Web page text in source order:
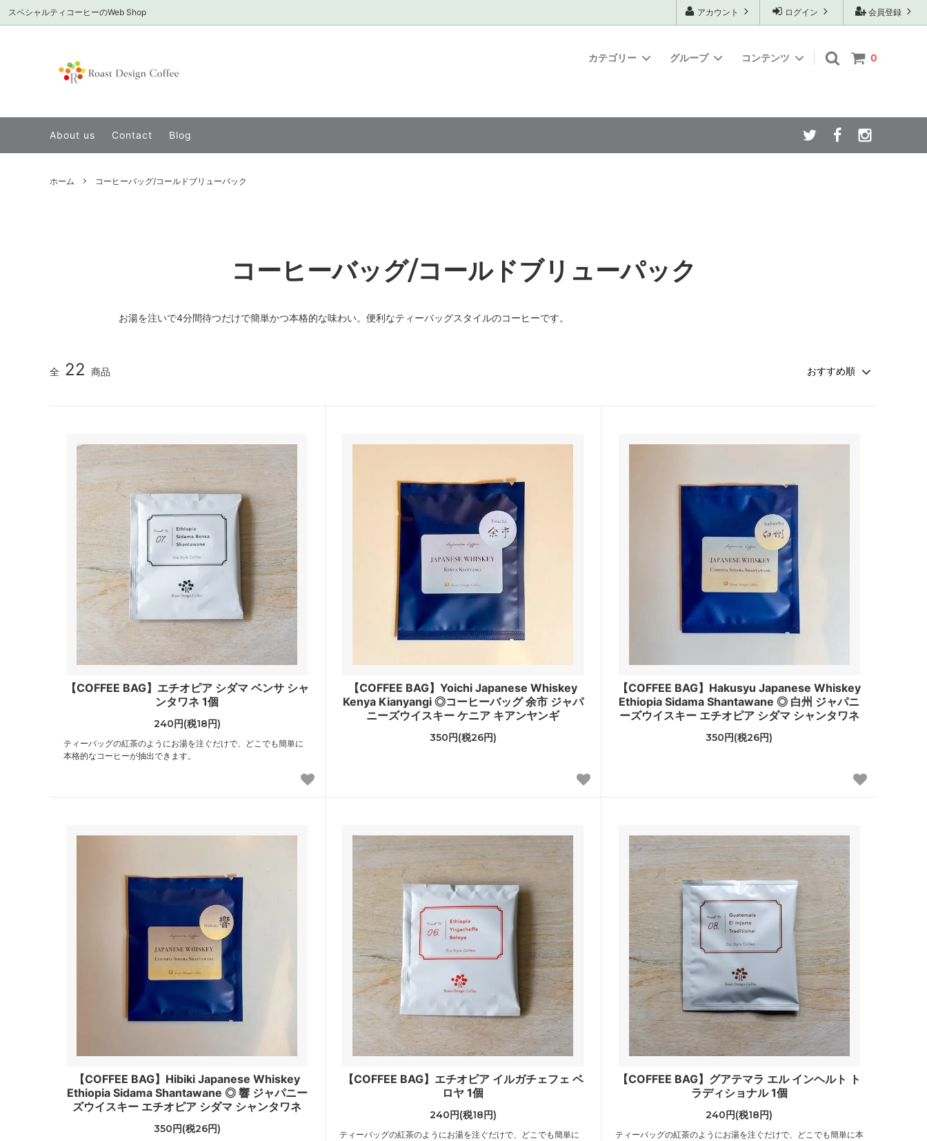
会員登録
ログイン
アカウント
スペシャルティコーヒーのWeb Shop
0
カテゴリー
ク
グループ
ディカフェ/カフェインレス
深煎り
コンテンツ
っと深め編
シピ
About us Contact Blog
ホーム コーヒーバッグ/コールドブリューパック
コーヒーバッグ/コールドブリューパック
お湯を注いで4分間待つだけで簡単かつ本格的な味わい。便利なティーバッグスタイルのコーヒーです。
全 22 商品
【COFFEE BAG】エチオピア シダマ ベンサ シャ
ンタワネ 1個
240円(税18円)
ティーバッグの紅茶のようにお湯を注ぐだけで、どこでも簡単に
本格的なコーヒーが抽出できます。
【COFFEE BAG】Yoichi Japanese Whiskey
Kenya Kianyangi ◎コーヒーバッグ 余市 ジャパ
ニーズウイスキー ケニア キアンヤンギ
350円(税26円)
【COFFEE BAG】Hakusyu Japanese Whiskey
Ethiopia Sidama Shantawane ◎ 白州 ジャパニ
ーズウイスキー エチオピア シダマ シャンタワネ
350円(税26円)
【COFFEE BAG】Hibiki Japanese Whiskey
Ethiopia Sidama Shantawane ◎ 響 ジャパニー
ズウイスキー エチオピア シダマ シャンタワネ
350円(税26円)
【COFFEE BAG】エチオピア イルガチェフェ ベ
ロヤ 1個
240円(税18円)
ティーバッグの紅茶のようにお湯を注ぐだけで、どこでも簡単に
【COFFEE BAG】グアテマラ エル インヘルト ト
ラディショナル 1個
240円(税18円)
ティーバッグの紅茶のようにお湯を注ぐだけで、どこでも簡単に本